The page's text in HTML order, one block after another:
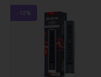
-10%